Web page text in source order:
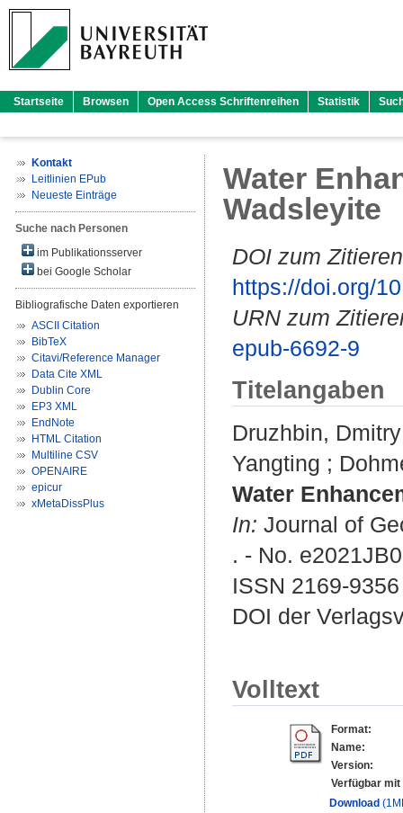
Startseite Browsen Open Access Schriftenreihen Statistik
Kontakt
Leitlinien EPub
Neueste Einträge
Suche nach Personen
im Publikationsserver
bei Google Scholar
Bibliografische Daten exportieren
ASCII Citation
BibTeX
Citavi/Reference Manager
Data Cite XML
Dublin Core
EP3 XML
EndNote
HTML Citation
Multiline CSV
OPENAIRE
epicur
xMetaDissPlus
Water
Wadsleyite
DOI zum
https://doi.org/
URN zum
epub-6692-9
Titelangaben
Druzhbin, Dmitry
Yangting ;
Water
In: Journal of
. - No.
ISSN 2169-9356
DOI der
Volltext
Format:
Name:
Version:
Verfügbar mit
Download